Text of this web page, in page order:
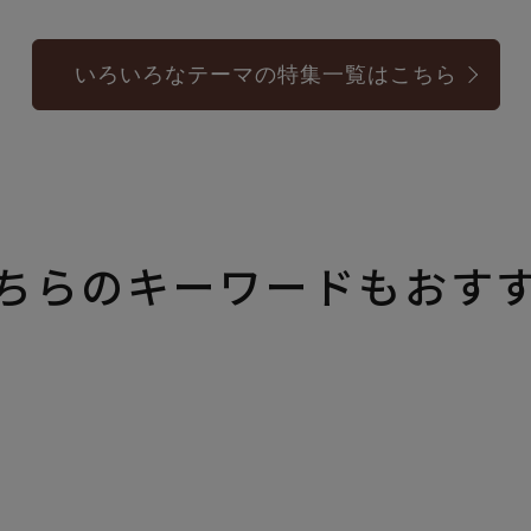
いろいろなテーマの特集一覧はこちら
らのキーワードもおす